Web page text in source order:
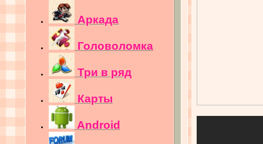
Аркада
Головоломка
Три в ряд
Карты
Android